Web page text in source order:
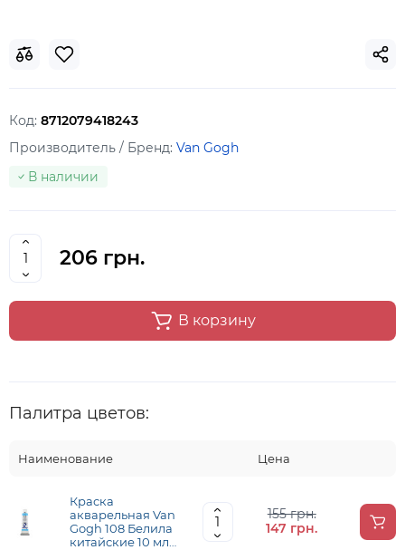
Код: 8712079418243
Производитель / Бренд: Van Gogh
В наличии
206 грн.
В корзину
Палитра цветов:
Наименование Цена
Краска
акварельная Van
Gogh 108 Белила
китайские 10 мл,
155 грн.
147 грн.